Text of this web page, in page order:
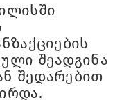
შეადგინა
შედარებით